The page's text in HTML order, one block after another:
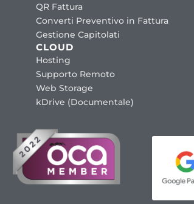
QR Fattura
Converti Preventivo in Fattura
Gestione Capitolati
CLOUD
Hosting
Supporto Remoto
Web Storage
kDrive (Documentale)